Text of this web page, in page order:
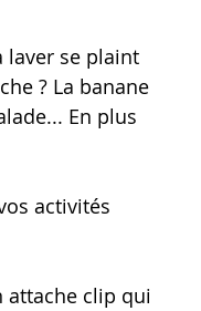
laver se plaint
? La banane
En plus
activités
attache clip qui